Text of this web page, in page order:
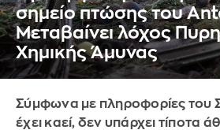
σημείο πτώσης του
Μεταβαίνει λόχος
Χημικής Άμυνας
Σύμφωνα με πληροφορίες του
έχει καεί, δεν υπάρχει τίποτα